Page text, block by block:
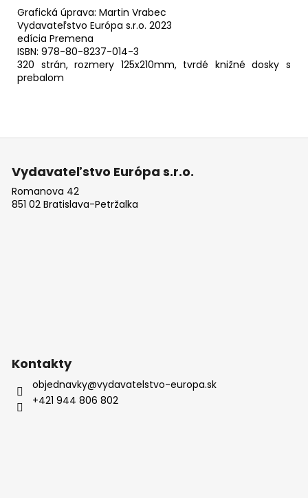
Grafická úprava: Martin Vrabec
Vydavateľstvo Európa s.r.o. 2023
edícia Premena
ISBN: 978-80-8237-014-3
320 strán, rozmery 125x210mm, tvrdé knižné dosky s
prebalom
Z
Vydavateľstvo Európa s.r.o.
Romanova 42
851 02 Bratislava-Petržalka
Kontakty
objednavky@vydavatelstvo-europa.sk
+421 944 806 802